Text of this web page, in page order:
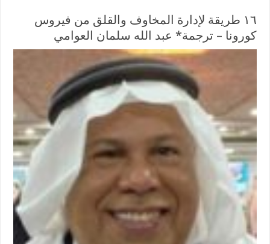
١٦ طريقة لإدارة المخاوف والقلق من فيروس
كورونا – ترجمة* عبد الله سلمان العوامي